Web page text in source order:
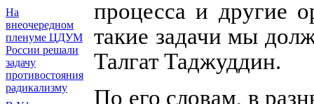
На
внеочередном
пленуме ЦДУМ
России решали
задачу
противостояния
радикализму
процесса и другие
такие задачи мы
Талгат Таджуддин.
По его словам, в